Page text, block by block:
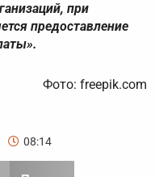
при
предоставление
Фото: freepik.com
08:14